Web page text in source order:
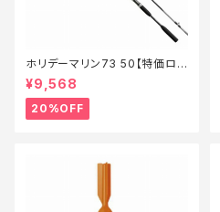
ホリデーマリン73 50【特価ロッ
ド】【20】
¥9,568
20%OFF